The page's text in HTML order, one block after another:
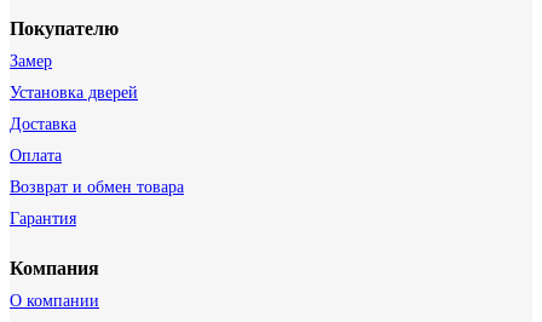
Покупателю
Замер
Установка дверей
Доставка
Оплата
Возврат и обмен товара
Гарантия
Компания
О компании